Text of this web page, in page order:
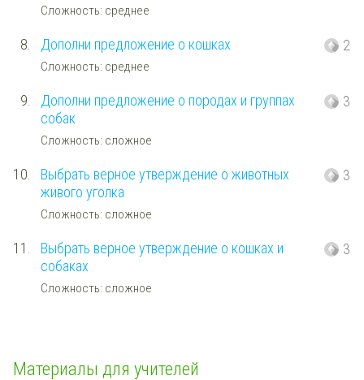
Сложность: среднее
8. Дополни предложение о кошках
Сложность: среднее
2
9.
Дополни предложение о породах и группах
собак
Сложность: сложное
3
10.
Выбрать верное утверждение о животных
живого уголка
Сложность: сложное
3
11.
Выбрать верное утверждение о кошках и
собаках
Сложность: сложное
3
Материалы для учителей